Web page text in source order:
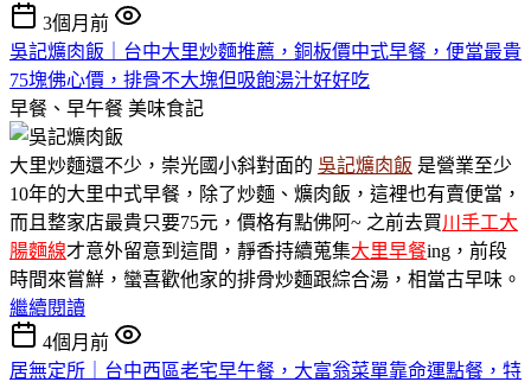
3個月前
吳記爌肉飯｜台中大里炒麵推薦，銅板價中式早餐，便當最貴
75塊佛心價，排骨不大塊但吸飽湯汁好好吃
早餐、早午餐 美味食記
大里炒麵還不少，崇光國小斜對面的 吳記爌肉飯 是營業至少
10年的大里中式早餐，除了炒麵、爌肉飯，這裡也有賣便當，
而且整家店最貴只要75元，價格有點佛阿~ 之前去買川手工大
腸麵線才意外留意到這間，靜香持續蒐集大里早餐ing，前段
時間來嘗鮮，蠻喜歡他家的排骨炒麵跟綜合湯，相當古早味。
繼續閱讀
4個月前
居無定所｜台中西區老宅早午餐，大富翁菜單靠命運點餐，特